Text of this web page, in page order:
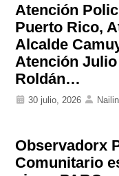
Atención
Puerto Rico,
Alcalde
Atención Julio
Roldán…
30 julio, 2026
Observadorx
Comunitario